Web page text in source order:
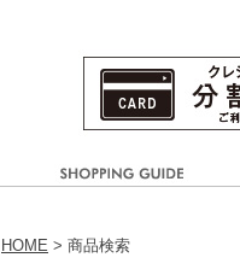
HOME > 商品検索